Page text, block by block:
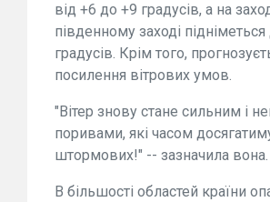
від +6 до +9 градусів, а на
південному заході
градусів. Крім того,
посилення вітрових умов.
"Вітер знову стане сильним і
поривами, які часом
штормових!" -- зазначила вона.
В більшості областей країни